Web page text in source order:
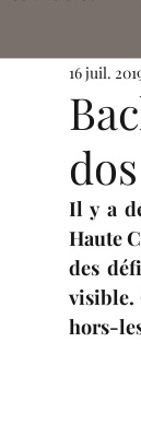
Muséologie
Paul Palayer
Célia De Saint
Arno Le
dos
16 juil.
Il y a
Haute
des
visible.
hors-